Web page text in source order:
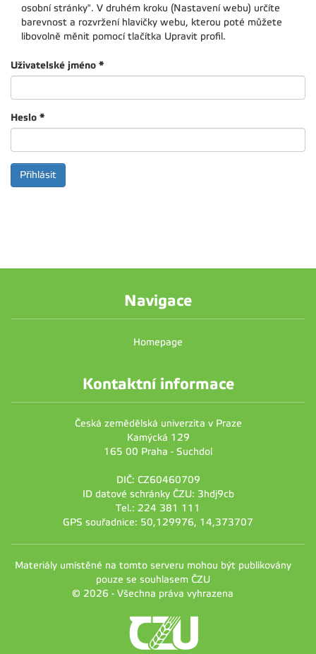
osobní stránky". V druhém kroku (Nastavení webu) určíte
barevnost a rozvržení hlavičky webu, kterou poté můžete
libovolně měnit pomocí tlačítka Upravit profil.
Uživatelské jméno *
Heslo *
Navigace
Homepage
Kontaktní informace
Česká zemědělská univerzita v Praze
Kamýcká 129
165 00 Praha - Suchdol
DIČ: CZ60460709
ID datové schránky ČZU: 3hdj9cb
Tel.: 224 381 111
GPS souřadnice: 50,129976, 14,373707
Materiály umístěné na tomto serveru mohou být publikovány
pouze se souhlasem ČZU
© 2026 - Všechna práva vyhrazena